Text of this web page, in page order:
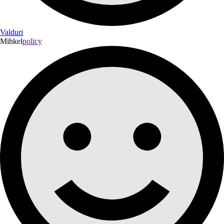
Valduri
Mihkelpolicy